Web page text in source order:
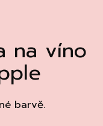
na víno
barvě.